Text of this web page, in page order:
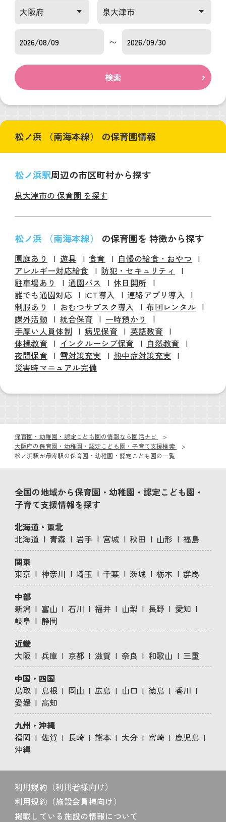
〜
検索
松ノ浜 （南海本線） の保育園情報
松ノ浜駅周辺の市区町村から探す
泉大津市の 保育園 を探す
松ノ浜 （南海本線） の保育園を 特徴から探す
園庭あり 遊具 食育
自慢の給食・おやつ
アレルギー対応給食
防犯・セキュリティ
駐車場あり
通園バス
休日開所
誰でも通園対応
ICT導入
連絡アプリ導入
制服あり
おむつサブスク導入
布団レンタル
課外活動
統合保育
一時預かり
手厚い人員体制
病児保育
英語教育
体操教育
インクルーシブ保育
自然教育
夜間保育
雪対策充実
熱中症対策充実
災害時マニュアル完備
保育園・幼稚園・認定こども園の情報なら園活ナビ
大阪府の保育園・幼稚園・認定こども園・子育て支援検索
松ノ浜駅が最寄駅の保育園・幼稚園・認定こども園の一覧
全国の地域から保育園・幼稚園・認定こども園・
子育て支援情報を探す
北海道・東北
北海道
青森 岩手 宮城 秋田 山形
福島
関東
東京
神奈川 埼玉 千葉 茨城 栃木
群馬
中部
新潟
富山 石川 福井 山梨 長野
愛知
岐阜
静岡
近畿
大阪
兵庫 京都 滋賀 奈良 和歌山
三重
中国・四国
鳥取
島根 岡山 広島 山口 徳島
香川
愛媛
高知
九州・沖縄
福岡
佐賀 長崎 熊本 大分 宮崎
鹿児島
沖縄
利用規約（利用者様向け）
利用規約（施設会員様向け）
掲載している施設の情報について